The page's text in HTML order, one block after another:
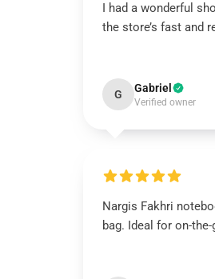
I had a wonderful
the store’s fast and
G Gabriel
Verified owner
Nargis Fakhri
bag. Ideal for on-